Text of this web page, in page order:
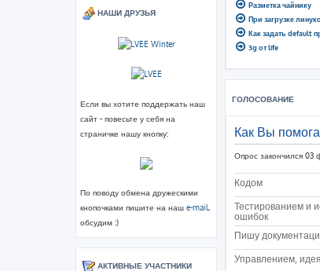
Разметка чайнику
При загрузке
Как задать default
3g от life
ГОЛОСОВАНИЕ
Как Вы
Опрос закончился 03
Кодом
Тестированием и
ошибок
Пишу
Управлением,
НАШИ ДРУЗЬЯ
Если вы хотите поддержать наш
сайт - повесьте у себя на
страничке нашу кнопку:
По поводу обмена дружескими
кнопочками пишите на наш e-mail,
обсудим :)
АКТИВНЫЕ УЧАСТНИКИ